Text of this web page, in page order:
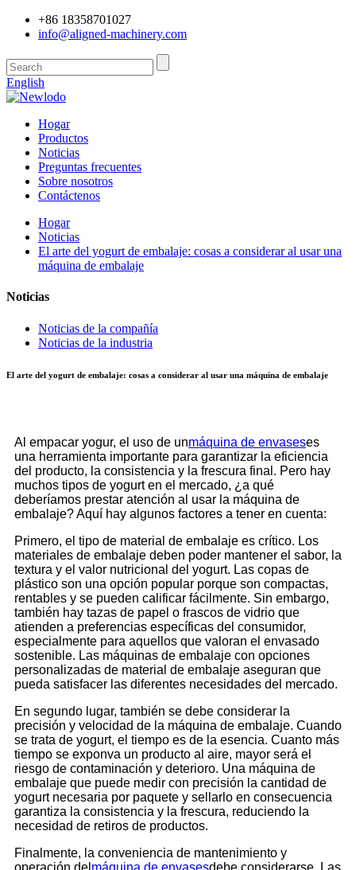
+86 18358701027
info@aligned-machinery.com
English
Hogar
Productos
Noticias
Preguntas frecuentes
Sobre nosotros
Contáctenos
Hogar
Noticias
El arte del yogurt de embalaje: cosas a considerar al usar una
máquina de embalaje
Noticias
Noticias de la compañía
Noticias de la industria
El arte del yogurt de embalaje: cosas a considerar al usar una máquina de embalaje
Al empacar yogur, el uso de unmáquina de envaseses
una herramienta importante para garantizar la eficiencia
del producto, la consistencia y la frescura final. Pero hay
muchos tipos de yogurt en el mercado, ¿a qué
deberíamos prestar atención al usar la máquina de
embalaje? Aquí hay algunos factores a tener en cuenta:
Primero, el tipo de material de embalaje es crítico. Los
materiales de embalaje deben poder mantener el sabor, la
textura y el valor nutricional del yogurt. Las copas de
plástico son una opción popular porque son compactas,
rentables y se pueden calificar fácilmente. Sin embargo,
también hay tazas de papel o frascos de vidrio que
atienden a preferencias específicas del consumidor,
especialmente para aquellos que valoran el envasado
sostenible. Las máquinas de embalaje con opciones
personalizadas de material de embalaje aseguran que
pueda satisfacer las diferentes necesidades del mercado.
En segundo lugar, también se debe considerar la
precisión y velocidad de la máquina de embalaje. Cuando
se trata de yogurt, el tiempo es de la esencia. Cuanto más
tiempo se exponva un producto al aire, mayor será el
riesgo de contaminación y deterioro. Una máquina de
embalaje que puede medir con precisión la cantidad de
yogurt necesaria por paquete y sellarlo en consecuencia
garantiza la consistencia y la frescura, reduciendo la
necesidad de retiros de productos.
Finalmente, la conveniencia de mantenimiento y